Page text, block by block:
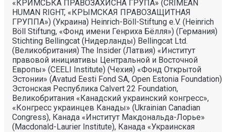
«КРИМСЬКА ПРАВОЗАХИСНА ГРУПА» (CRIMEAN
HUMAN RIGHT, «КРЫМСКАЯ ПРАВОЗАЩИТНАЯ
ГРУППА») (Украина) Heinrich-Böll-Stiftung e.V. (Heinrich
Böll Stiftung, «Фонд имени Генриха Бёлля») (Германия)
Stichting Bellingcat (Нидерланды) Bellingcat Ltd.
(Великобритания) The Insider (Латвия) «Институт
правовой инициативы Центральной и Восточной
Европы» (CEELI Institute) (Чехия) «Фонд Открытой
Эстонии» (Avatud Eesti Fond SA, Open Estonia Foundation)
Эстонская Республика Calvert 22 Foundation,
Великобритания «Канадский украинский конгресс»,
«Конгресс украинцев Канады» (Ukrainian Canadian
Congress), Канада «Институт Макдональда-Лорье»
(Macdonald-Laurier Institute), Канада «Украинская